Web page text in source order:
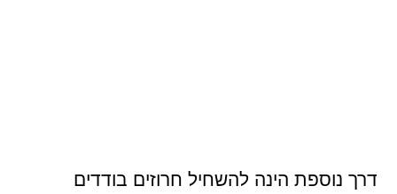
דרך נוספת הינה להשחיל חרוזים בודדים